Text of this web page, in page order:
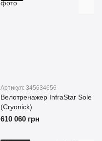
Артикул: 345634656
Велотренажер InfraStar Sole
(Cryonick)
610 060 грн